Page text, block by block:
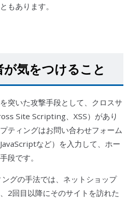
もあります。
が気をつけること
を突いた攻撃手段として、 クロスサ
Site Scripting、XSS）があり
ティングはお問い合わせフォーム
JavaScriptなど）を入力して、ホー
段です。
ングの手法では、ネットショップ
2回目以降にそのサイトを訪れた